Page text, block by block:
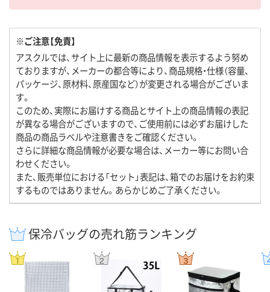
※ご注意【免責】
アスクルでは、サイト上に最新の商品情報を表示するよう努め
ておりますが、メーカーの都合等により、商品規格・仕様（容量、
パッケージ、原材料、原産国など）が変更される場合がございま
す。
このため、実際にお届けする商品とサイト上の商品情報の表記
が異なる場合がございますので、ご使用前には必ずお届けした
商品の商品ラベルや注意書きをご確認ください。
さらに詳細な商品情報が必要な場合は、メーカー等にお問い合
わせください。
また、販売単位における「セット」表記は、箱でのお届けをお約束
するものではありません。あらかじめご了承ください。
保冷バッグの売れ筋ランキング